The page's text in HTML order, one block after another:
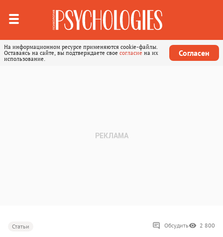
На информационном ресурсе применяются cookie-файлы.
Оставаясь на сайте, вы подтверждаете свое согласие на их
использование.
Согласен
Статьи Обсудить 2 800